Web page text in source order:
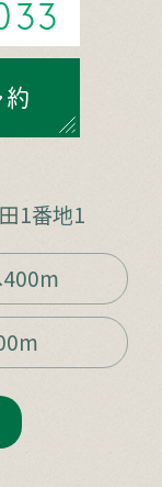
1番地1